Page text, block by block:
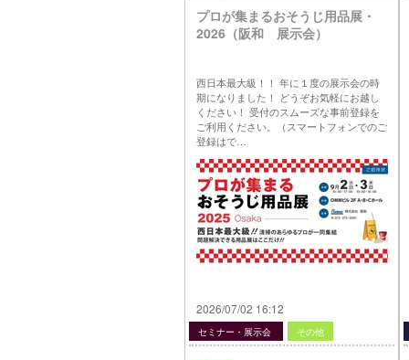
プロが集まるおそうじ用品展・
2026（阪和 展示会）
西日本最大級！！ 年に１度の展示会の時
期になりました！ どうぞお気軽にお越し
ください！ 受付のスムーズな事前登録を
ご利用ください。（スマートフォンでのご
登録はで…
2026/07/02 16:12
セミナー・展示会 その他